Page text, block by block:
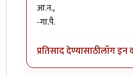
आ.न.,
-गा.पै.
प्रतिसाद देण्यासाठीलॉग इन